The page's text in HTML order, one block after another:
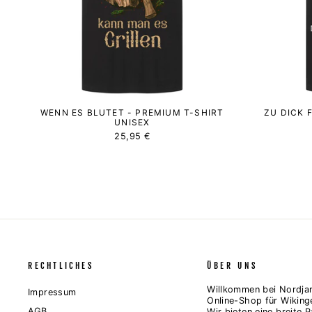
WENN ES BLUTET - PREMIUM T-SHIRT
UNISEX
25,95 €
ZU DICK
RECHTLICHES
Impressum
ÜBER UNS
Willkommen bei
Online-Shop für